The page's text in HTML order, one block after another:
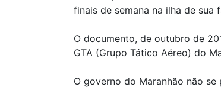
finais de semana na ilha de sua
O documento, de outubro de
GTA (Grupo Tático Aéreo) do
O governo do Maranhão não se